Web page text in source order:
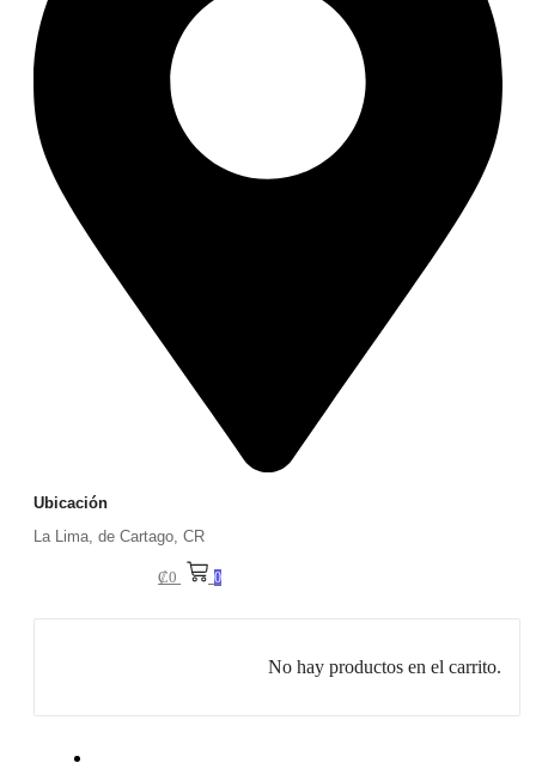
Ubicación
La Lima, de Cartago, CR
₡0 0
No hay productos en el carrito.